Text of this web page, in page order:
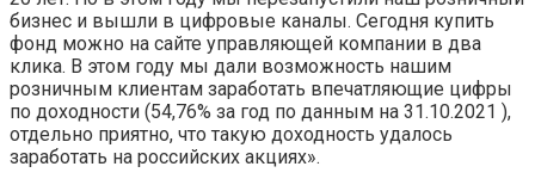
бизнес и вышли в цифровые каналы. Сегодня купить
фонд можно на сайте управляющей компании в два
клика. В этом году мы дали возможность нашим
розничным клиентам заработать впечатляющие цифры
по доходности (54,76% за год по данным на 31.10.2021 ),
отдельно приятно, что такую доходность удалось
заработать на российских акциях».